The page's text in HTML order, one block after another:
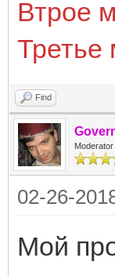
Втрое
Третье
Find
Moderator
02-26-
Мой